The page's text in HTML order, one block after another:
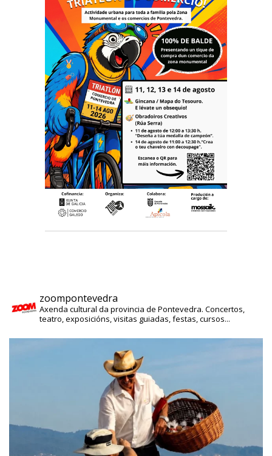
zoompontevedra
Axenda cultural da provincia de Pontevedra. Concertos,
teatro, exposicións, visitas guiadas, festas, cursos...